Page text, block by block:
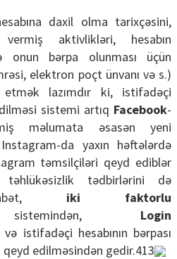
daxil olma tarixçəsini,
aktivlikləri, hesabın
onun bərpa olunması üçün
elektron poçt ünvanı və s.)
lazımdır ki, istifadəçi
sistemi artıq Facebook-
məlumata əsasən yeni
da yaxın həftələrdə
təmsilçiləri qeyd ediblər
tədbirlərini də
iki faktorlu
sistemindən, Login
və istifadəçi hesabının bərpası
edilməsindən gedir.413